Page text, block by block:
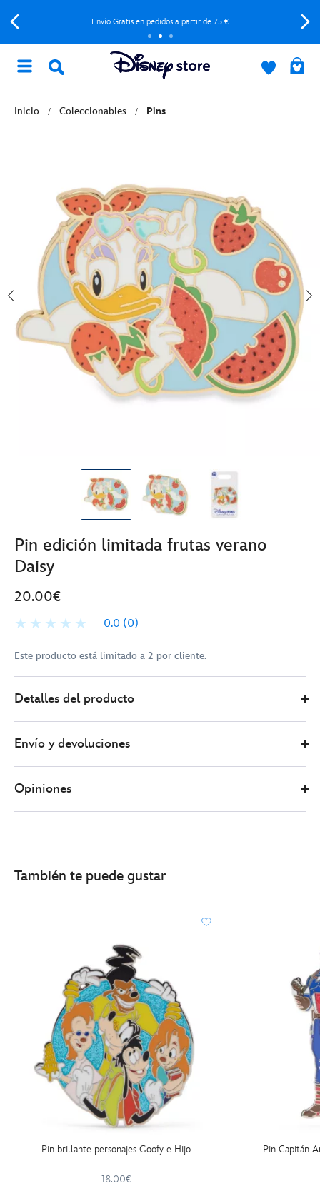
Envío Gratis en pedidos a partir de 75 €
Inicio Coleccionables Pins
Pin edición limitada frutas verano
Daisy
20.00€
0.0 (0)
Este producto está limitado a 2 por cliente.
Store
20.00
https://www.disneystore.es/pin-
edicion-
frutas-
verano-
Detalles del producto
Envío y devoluciones
Opiniones
También te puede gustar
Pin brillante personajes Goofy e Hijo
18.00€
Pin Capitán